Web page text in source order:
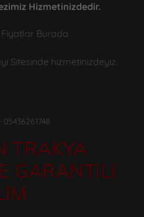
Hizmetinizdedir.
Fiyatlar Burada
Sitesinde hizmetinizdeyiz.
TRAKYA
GARANTiLi